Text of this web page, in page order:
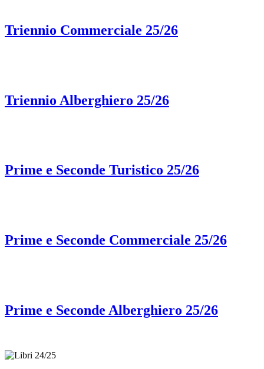
Triennio Commerciale 25/26
Triennio Alberghiero 25/26
Prime e Seconde Turistico 25/26
Prime e Seconde Commerciale 25/26
Prime e Seconde Alberghiero 25/26